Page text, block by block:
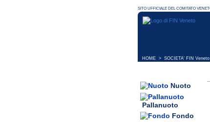
HOME > SOCIETA' FIN Veneto
Nuoto
Pallanuoto
Fondo